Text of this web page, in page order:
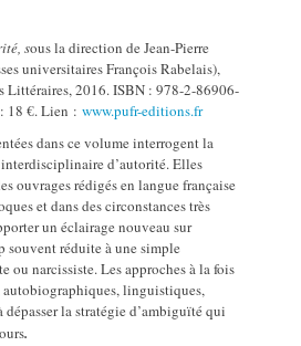
sous la direction de Jean-Pierre
universitaires François Rabelais),
Littéraires, 2016. ISBN : 978-2-86906-
: 18 €. Lien :www.pufr-editions.fr
dans ce volume interrogent la
d’autorité. Elles
ouvrages rédigés en langue française
et dans des circonstances très
un éclairage nouveau sur
souvent réduite à une simple
ou narcissiste. Les approches à la fois
linguistiques,
la stratégie d’ambiguïté qui
.